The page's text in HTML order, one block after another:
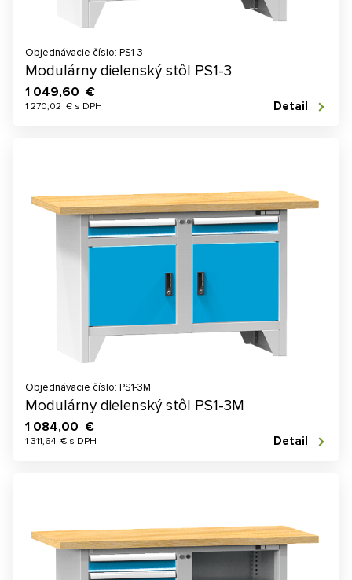
Objednávacie číslo: PS1-3
Modulárny dielenský stôl PS1-3
1 049,60 €
1 270,02 € s DPH Detail
Objednávacie číslo: PS1-3M
Modulárny dielenský stôl PS1-3M
1 084,00 €
1 311,64 € s DPH Detail